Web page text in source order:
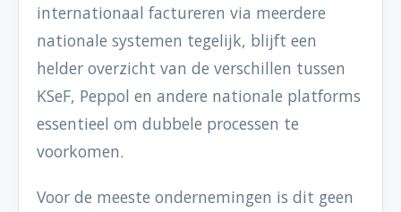
internationaal factureren via meerdere
nationale systemen tegelijk, blijft een
helder overzicht van de verschillen tussen
KSeF, Peppol en andere nationale platforms
essentieel om dubbele processen te
voorkomen.
Voor de meeste ondernemingen is dit geen